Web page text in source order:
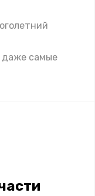
даже самые